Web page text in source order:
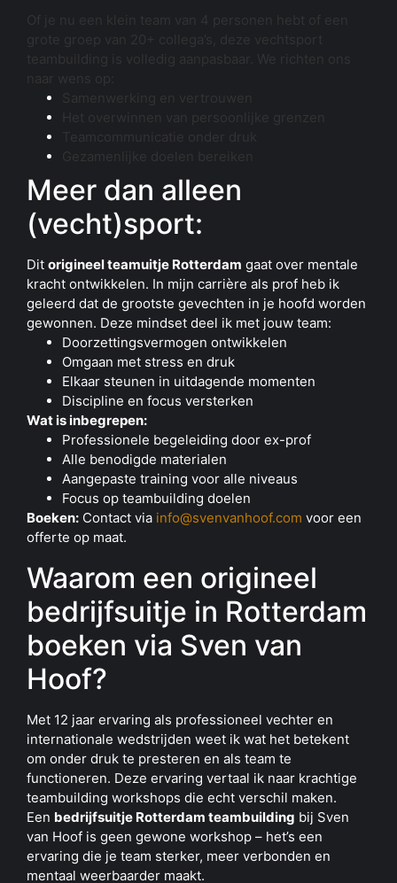
Of je nu een klein team van 4 personen hebt of een
grote groep van 20+ collega’s, deze
vechtsport
is volledig aanpasbaar. We richten ons
naar wens op:
Samenwerking en vertrouwen
Het overwinnen van persoonlijke grenzen
Teamcommunicatie onder druk
Gezamenlijke doelen bereiken
Meer dan alleen
(vecht)sport:
Dit origineel teamuitje Rotterdam gaat over mentale
kracht ontwikkelen. In mijn carrière als prof heb ik
geleerd dat de grootste gevechten in je hoofd worden
gewonnen. Deze mindset deel ik met jouw team:
Doorzettingsvermogen ontwikkelen
Omgaan met stress en druk
Elkaar steunen in uitdagende momenten
Discipline en focus versterken
Wat is inbegrepen:
Professionele begeleiding door ex-prof
Alle benodigde materialen
Aangepaste training voor alle niveaus
Focus op teambuilding doelen
Boeken: Contact via info@svenvanhoof.com voor een
offerte op maat.
Waarom een origineel
bedrijfsuitje in Rotterdam
boeken via Sven van
Hoof?
Met 12 jaar ervaring als professioneel vechter en
internationale wedstrijden weet ik wat het betekent
om onder druk te presteren en als team te
functioneren. Deze ervaring vertaal ik naar krachtige
teambuilding workshops die echt verschil maken.
Een bedrijfsuitje Rotterdam teambuilding bij Sven
van Hoof is geen gewone workshop – het’s een
ervaring die je team sterker, meer verbonden en
mentaal weerbaarder maakt.